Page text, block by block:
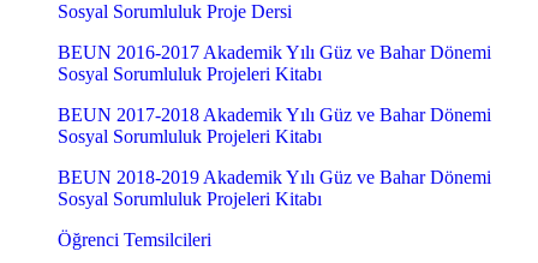
Sosyal Sorumluluk Proje Dersi
BEUN 2016-2017 Akademik Yılı Güz ve Bahar Dönemi
Sosyal Sorumluluk Projeleri Kitabı
BEUN 2017-2018 Akademik Yılı Güz ve Bahar Dönemi
Sosyal Sorumluluk Projeleri Kitabı
BEUN 2018-2019 Akademik Yılı Güz ve Bahar Dönemi
Sosyal Sorumluluk Projeleri Kitabı
Öğrenci Temsilcileri